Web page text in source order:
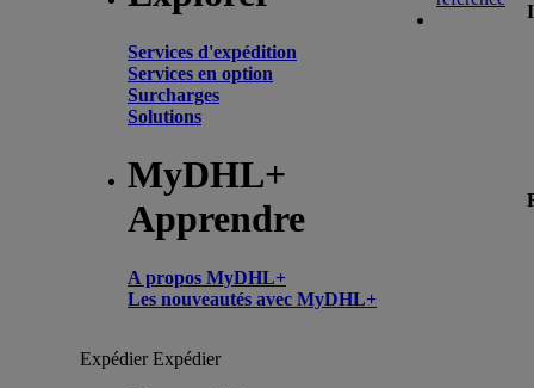
Services d'expédition
Services en option
Surcharges
Solutions
MyDHL+
Apprendre
A propos MyDHL+
Les nouveautés avec MyDHL+
ExpédierExpédier